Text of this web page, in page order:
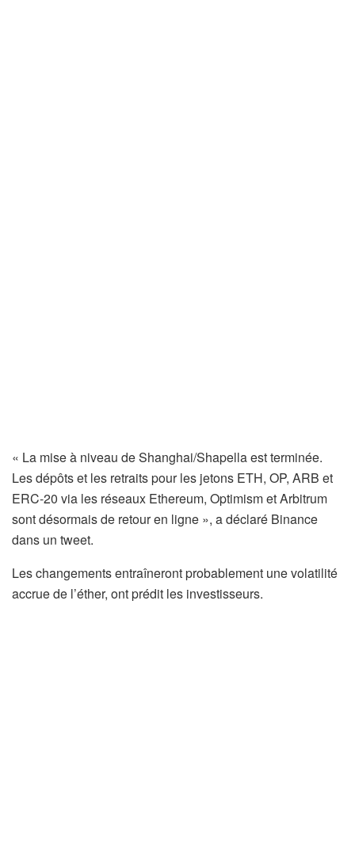
« La mise à niveau de Shanghai/Shapella est terminée.
Les dépôts et les retraits pour les jetons ETH, OP, ARB et
ERC-20 via les réseaux Ethereum, Optimism et Arbitrum
sont désormais de retour en ligne », a déclaré Binance
dans un tweet.
Les changements entraîneront probablement une volatilité
accrue de l’éther, ont prédit les investisseurs.